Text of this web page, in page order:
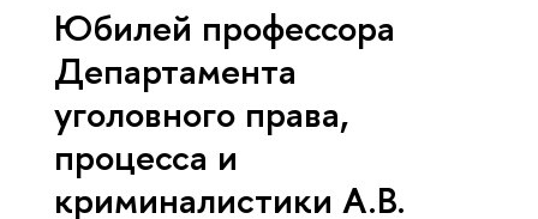
Юбилей профессора
Департамента
уголовного права,
процесса и
криминалистики А.В.